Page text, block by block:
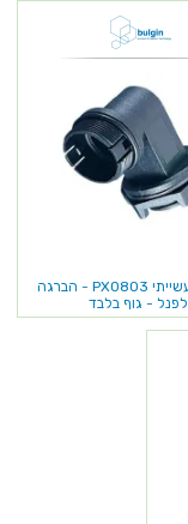
מחבר תעשייתי PX0803 - הברגה
לפנל - גוף בלבד